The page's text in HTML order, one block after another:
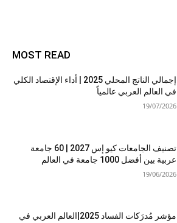
MOST READ
إجمالي الناتج المحلي 2025 | أداء الإقتصاد الكلي
في العالم العربي عالمياً
19/07/2026
تصنيف الجامعات كيو إس 2027 | 60 جامعة
عربية بين أفضل 1000 جامعة في العالم
19/06/2026
مؤشر مُدرَكات الفساد 2025|العالم العربي في